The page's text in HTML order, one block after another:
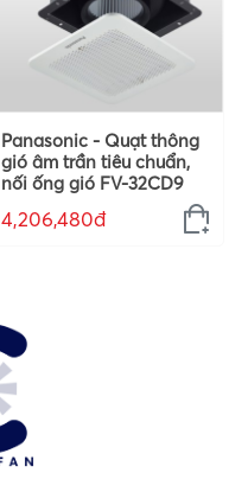
Panasonic - Quạt thông
gió âm trần tiêu chuẩn,
nối ống gió FV-32CD9
4,206,480đ